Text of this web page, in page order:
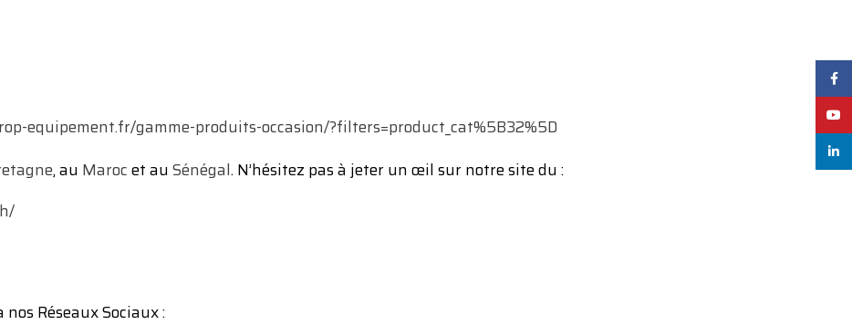
equipement.fr/gamme-produits-occasion/?filters=product_cat%5B32%5D
, au Marocet au Sénégal. N’hésitez pas à jeter un œil sur notre site du :
Réseaux Sociaux :